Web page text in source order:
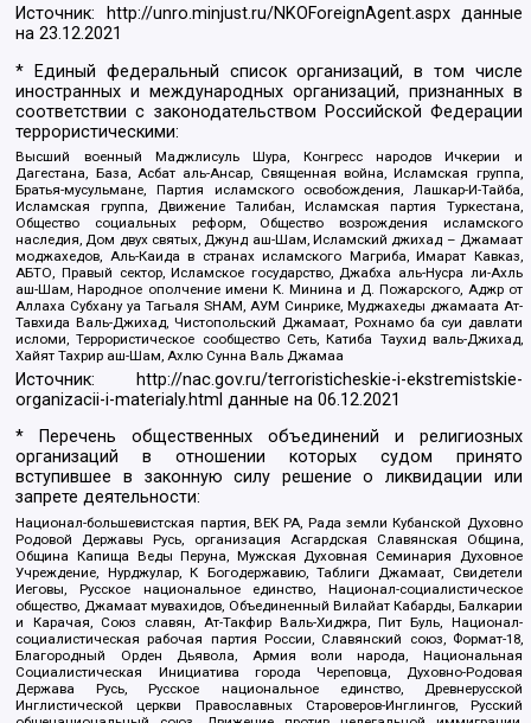
Источник: http://unro.minjust.ru/NKOForeignAgent.aspxданные
на23.12.2021
* Единый федеральный список организаций, в том числе
иностранных и международных организаций, признанных в
соответствии с законодательством Российской Федерации
террористическими:
Высший военный Маджлисуль Шура, Конгресс народов Ичкерии и
Дагестана, База, Асбат аль-Ансар, Священная война, Исламская группа,
Братья-мусульмане, Партия исламского освобождения, Лашкар-И-Тайба,
Исламская группа, Движение Талибан, Исламская партия Туркестана,
Общество социальных реформ, Общество возрождения исламского
наследия, Дом двух святых, Джунд аш-Шам, Исламский джихад – Джамаат
моджахедов, Аль-Каида в странах исламского Магриба, Имарат Кавказ,
АБТО, Правый сектор, Исламское государство, Джабха аль-Нусра ли-Ахль
аш-Шам, Народное ополчение имени К. Минина и Д. Пожарского, Аджр от
Аллаха Субхану уа Тагьаля SHAM, АУМ Синрике, Муджахеды джамаата Ат-
Тавхида Валь-Джихад, Чистопольский Джамаат, Рохнамо ба суи давлати
исломи, Террористическое сообщество Сеть, Катиба Таухид валь-Джихад,
Хайят Тахрир аш-Шам, Ахлю Сунна Валь Джамаа
Источник:
http://nac.gov.ru/terroristicheskie-i-ekstremistskie-
organizacii-i-materialy.html данные на06.12.2021
* Перечень общественных объединений и религиозных
организаций в отношении которых судом принято
вступившее в законную силу решение о ликвидации или
запрете деятельности:
Национал-большевистская партия, ВЕК РА, Рада земли Кубанской Духовно
Родовой Державы Русь, организация Асгардская Славянская Община,
Община Капища Веды Перуна, Мужская Духовная Семинария Духовное
Учреждение, Нурджулар, К Богодержавию, Таблиги Джамаат, Свидетели
Иеговы, Русское национальное единство, Национал-социалистическое
общество, Джамаат мувахидов, Объединенный Вилайат Кабарды, Балкарии
и Карачая, Союз славян, Ат-Такфир Валь-Хиджра, Пит Буль, Национал-
социалистическая рабочая партия России, Славянский союз, Формат-18,
Благородный Орден Дьявола, Армия воли народа, Национальная
Социалистическая Инициатива города Череповца, Духовно-Родовая
Держава Русь, Русское национальное единство, Древнерусской
Инглистической церкви Православных Староверов-Инглингов, Русский